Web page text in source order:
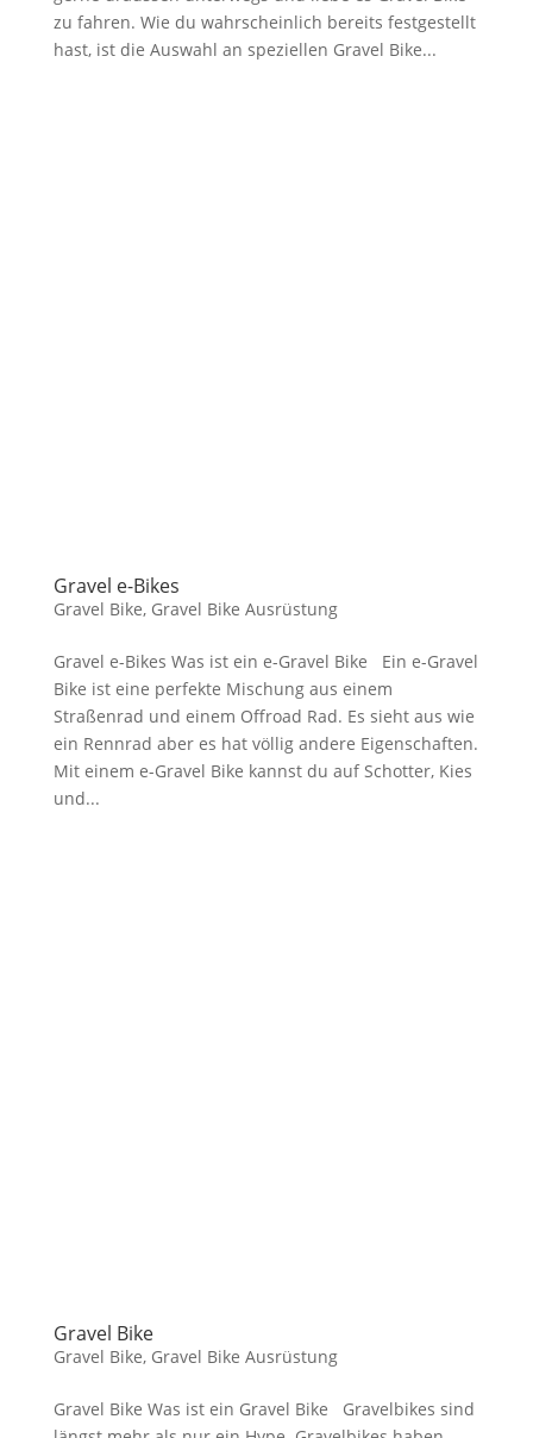
zu fahren. Wie du wahrscheinlich bereits festgestellt
hast, ist die Auswahl an speziellen Gravel Bike...
Gravel e-Bikes
Gravel Bike, Gravel Bike Ausrüstung
Gravel e-Bikes Was ist ein e-Gravel Bike Ein e-Gravel
Bike ist eine perfekte Mischung aus einem
Straßenrad und einem Offroad Rad. Es sieht aus wie
ein Rennrad aber es hat völlig andere Eigenschaften.
Mit einem e-Gravel Bike kannst du auf Schotter, Kies
und...
Gravel Bike
Gravel Bike, Gravel Bike Ausrüstung
Gravel Bike Was ist ein Gravel Bike Gravelbikes sind